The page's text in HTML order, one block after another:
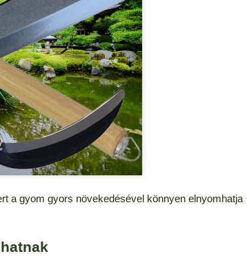
a gyom gyors növekedésével könnyen elnyomhatja